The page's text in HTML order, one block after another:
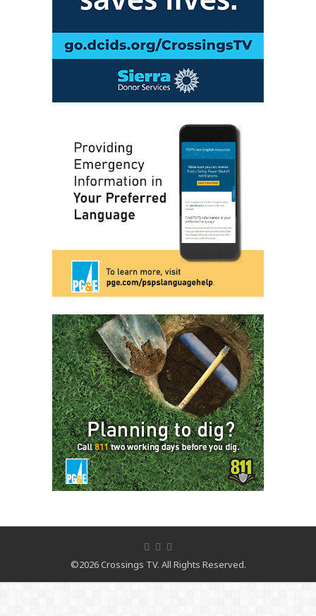
©2026 Crossings TV. All Rights Reserved.